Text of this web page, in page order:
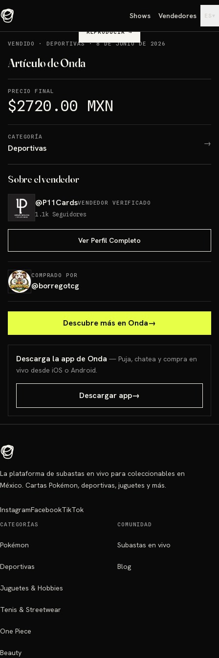
Shows Vendedores ES ▾
REPRODUCIR→
VENDIDO
· DEPORTIVAS·8 DE JUNIO DE 2026
Artículo de Onda
PRECIO FINAL
$2720.00 MXN
CATEGORÍA
Deportivas →
Sobre el vendedor
@P11CardsVENDEDOR VERIFICADO
1.1k Seguidores
Ver Perfil Completo
COMPRADO POR
@borregotcg
Descubre más en Onda→
Descarga la app de Onda — Puja, chatea y compra en
vivo desde iOS o Android.
Descargar app→
La plataforma de subastas en vivo para coleccionables en
México. Cartas Pokémon, deportivas, juguetes y más.
InstagramFacebookTikTok
CATEGORÍAS
Pokémon
Deportivas
Juguetes & Hobbies
Tenis & Streetwear
One Piece
Beauty
COMUNIDAD
Subastas en vivo
Blog